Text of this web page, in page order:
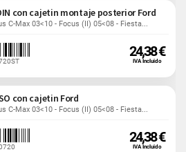
con cajetin montaje posterior Ford
C-Max 03<10 - Focus (II) 05<08 - Fiesta...
24,38 €
IVA Incluido
con cajetin Ford
C-Max 03<10 - Focus (II) 05<08 - Fiesta...
24,38 €
IVA Incluido